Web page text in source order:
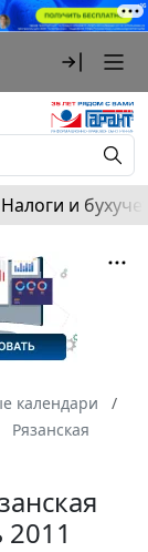
Налоги и
календари
Рязанская